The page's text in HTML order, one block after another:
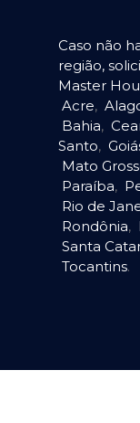
Caso não
região,
Master
Acre,
Bahia,
Santo,
Mato
Paraíba,
Rio de
Rondônia,
Santa
Tocantins.